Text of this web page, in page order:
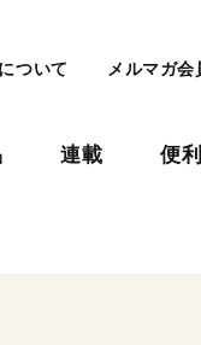
ついて メルマガ会
連載 便